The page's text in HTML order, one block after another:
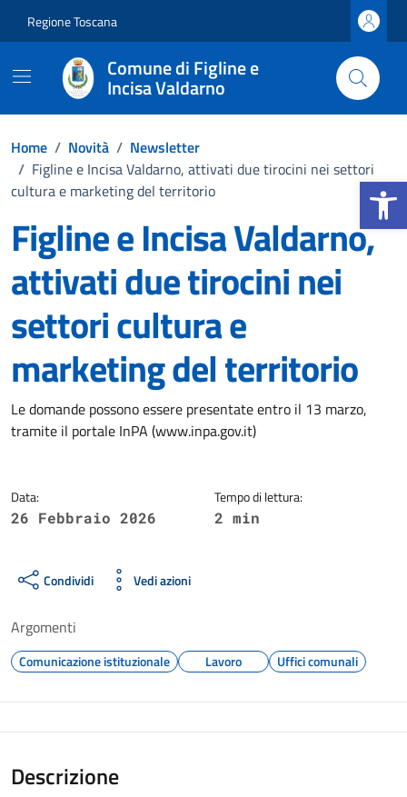
Apri la
Regione Toscana
Comune di Figline e
Incisa Valdarno
Home / Novità / Newsletter
/ Figline e Incisa Valdarno, attivati due tirocini nei settori
cultura e marketing del territorio
Figline e Incisa Valdarno,
attivati due tirocini nei
settori cultura e
marketing del territorio
Dettagli della notizia
Le domande possono essere presentate entro il 13 marzo,
tramite il portale InPA (www.inpa.gov.it)
Data:
26 Febbraio 2026
Tempo di lettura:
2 min
Condividi Vedi azioni
Argomenti
Comunicazione istituzionale Lavoro Uffici comunali
Descrizione